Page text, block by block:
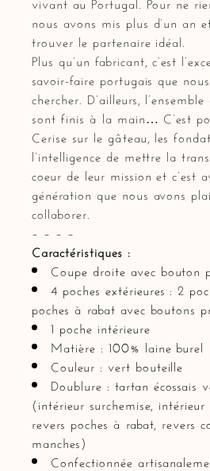
nous avons mis plus d’un an
trouver le partenaire idéal.
Plus qu’un fabricant, c’est
savoir-faire portugais que
chercher. D’ailleurs,
sont finis à la main… C’est
Cerise sur le gâteau, les
l’intelligence de mettre la
coeur de leur mission et c’est
génération que nous avons
collaborer.
– – – –
Caractéristiques :
Coupe droite avec bouton
4 poches extérieures : 2
poches à rabat avec boutons
1 poche intérieure
Matière : 100% laine burel
Couleur : vert bouteille
Doublure : tartan écossais
(intérieur surchemise, intérieur
revers poches à rabat, revers
manches)
Confectionnée